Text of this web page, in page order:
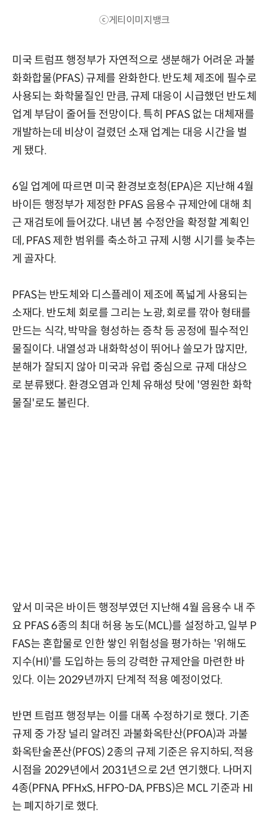
ⓒ게티이미지뱅크
미국 트럼프 행정부가 자연적으로 생분해가 어려운 과불
화화합물(PFAS) 규제를 완화한다. 반도체 제조에 필수로
사용되는 화학물질인 만큼, 규제 대응이 시급했던 반도체
업계 부담이 줄어들 전망이다. 특히 PFAS 없는 대체재를
개발하는데 비상이 걸렸던 소재 업계는 대응 시간을 벌
게 됐다.
6일 업계에 따르면 미국 환경보호청(EPA)은 지난해 4월
바이든 행정부가 제정한 PFAS 음용수 규제안에 대해 최
근 재검토에 들어갔다. 내년 봄 수정안을 확정할 계획인
데, PFAS 제한 범위를 축소하고 규제 시행 시기를 늦추는
게 골자다.
PFAS는 반도체와 디스플레이 제조에 폭넓게 사용되는
소재다. 반도체 회로를 그리는 노광, 회로를 깎아 형태를
만드는 식각, 박막을 형성하는 증착 등 공정에 필수적인
물질이다. 내열성과 내화학성이 뛰어나 쓸모가 많지만,
분해가 잘되지 않아 미국과 유럽 중심으로 규제 대상으
로 분류됐다. 환경오염과 인체 유해성 탓에 '영원한 화학
물질'로도 불린다.
앞서 미국은 바이든 행정부였던 지난해 4월 음용수 내 주
요 PFAS 6종의 최대 허용 농도(MCL)를 설정하고, 일부 P
FAS는 혼합물로 인한 쌓인 위험성을 평가하는 '위해도
지수(HI)'를 도입하는 등의 강력한 규제안을 마련한 바
있다. 이는 2029년까지 단계적 적용 예정이었다.
반면 트럼프 행정부는 이를 대폭 수정하기로 했다. 기존
규제 중 가장 널리 알려진 과불화옥탄산(PFOA)과 과불
화옥탄술폰산(PFOS) 2종의 규제 기준은 유지하되, 적용
시점을 2029년에서 2031년으로 2년 연기했다. 나머지
4종(PFNA, PFHxS, HFPO-DA, PFBS)은 MCL 기준과 HI
는 폐지하기로 했다.